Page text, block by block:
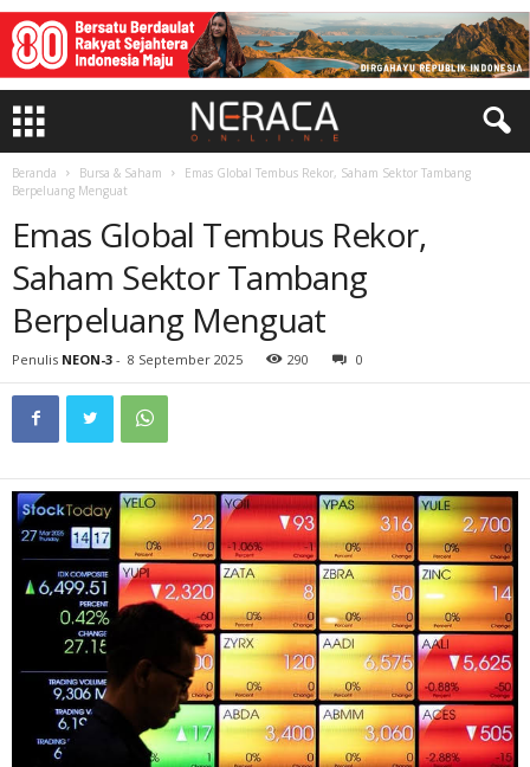
Beranda Bursa & Saham
Emas Global Tembus Rekor, Saham Sektor Tambang
Berpeluang Menguat
Emas Global Tembus Rekor,
Saham Sektor Tambang
Berpeluang Menguat
Penulis NEON-3 - 8 September 2025 290 0